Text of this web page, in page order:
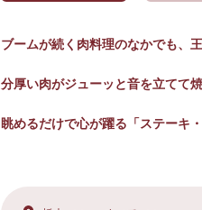
ブームが続く肉料理のなかでも、
分厚い肉がジューッと音を立てて
眺めるだけで心が躍る「ステーキ